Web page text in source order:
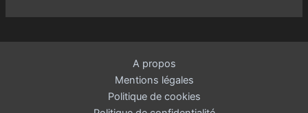
A propos
Mentions légales
Politique de cookies